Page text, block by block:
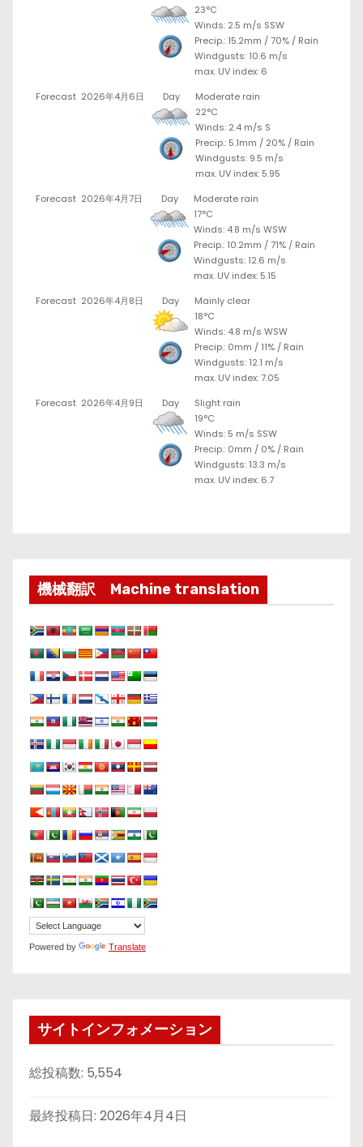
23°C
Winds: 2.5 m/s SSW
Precip.: 15.2mm /70% / Rain
Windgusts: 10.6 m/s
max. UV index: 6
Forecast 2026年4月6日 Day
Moderate rain
22°C
Winds: 2.4 m/s S
Precip.: 5.1mm / 20% / Rain
Windgusts: 9.5 m/s
max. UV index: 5.95
Forecast 2026年4月7日 Day
Moderate rain
17°C
Winds: 4.8 m/s WSW
Precip.: 10.2mm /71% / Rain
Windgusts: 12.6 m/s
max. UV index: 5.15
Forecast 2026年4月8日 Day
Mainly clear
18°C
Winds: 4.8 m/s WSW
Precip.: 0mm / 11% / Rain
Windgusts: 12.1 m/s
max. UV index: 7.05
Forecast 2026年4月9日 Day
Slight rain
19°C
Winds: 5 m/s SSW
Precip.: 0mm / 0% / Rain
Windgusts: 13.3 m/s
max. UV index: 6.7
機械翻訳 Machine translation
Powered by Translate
サイトインフォメーション
総投稿数: 5,554
最終投稿日: 2026年4月4日